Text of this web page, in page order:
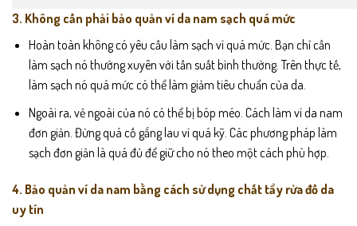
3. Không cần phải bảo quản ví da nam sạch quá mức
Hoàn toàn không có yêu cầu làm sạch ví quá mức. Bạn chỉ cần
làm sạch nó thường xuyên với tần suất bình thường. Trên thực tế,
làm sạch nó quá mức có thể làm giảm tiêu chuẩn của da.
Ngoài ra, vẻ ngoài của nó có thể bị bóp méo. Cách làm ví da nam
đơn giản. Đừng quá cố gắng lau ví quá kỹ. Các phương pháp làm
sạch đơn giản là quá đủ để giữ cho nó theo một cách phù hợp.
4. Bảo quản ví da nam bằng cách sử dụng chất tẩy rửa đồ da
uy tín